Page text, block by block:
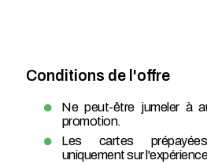
Conditions de l'offre
Ne peut-être jumeler à
promotion.
Les cartes
uniquement sur